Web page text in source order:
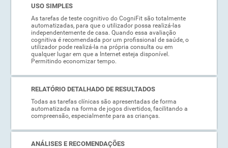
USO SIMPLES
As tarefas de teste cognitivo do CogniFit são totalmente
automatizadas, para que o utilizador possa realizá-las
independentemente de casa. Quando essa avaliação
cognitiva é recomendada por um profissional de saúde, o
utilizador pode realizá-la na própria consulta ou em
qualquer lugar em que a Internet esteja disponível.
Permitindo economizar tempo.
RELATÓRIO DETALHADO DE RESULTADOS
Todas as tarefas clínicas são apresentadas de forma
automatizada na forma de jogos divertidos, facilitando a
compreensão, especialmente para as crianças.
ANÁLISES E RECOMENDAÇÕES